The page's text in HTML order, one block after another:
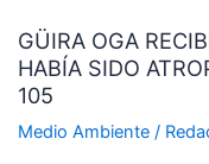
GÜIRA OGA
HABÍA SIDO
105
Medio Ambiente/
RECIBIÓ
UN
OSO
MELERO